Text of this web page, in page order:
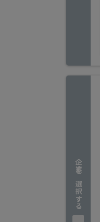
企業を選択する